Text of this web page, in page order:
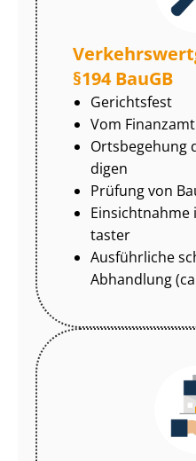
§194 BauGB
Gerichtsfest
Vom
Ortsbegehung
di­gen
Prüfung von
tas­ter
Ausführliche
Abhandlung